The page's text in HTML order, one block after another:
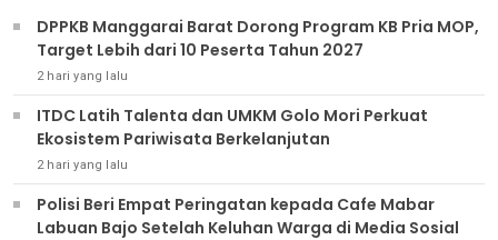
DPPKB Manggarai Barat Dorong Program KB Pria MOP,
Target Lebih dari 10 Peserta Tahun 2027
2 hari yang lalu
ITDC Latih Talenta dan UMKM Golo Mori Perkuat
Ekosistem Pariwisata Berkelanjutan
2 hari yang lalu
Polisi Beri Empat Peringatan kepada Cafe Mabar
Labuan Bajo Setelah Keluhan Warga di Media Sosial